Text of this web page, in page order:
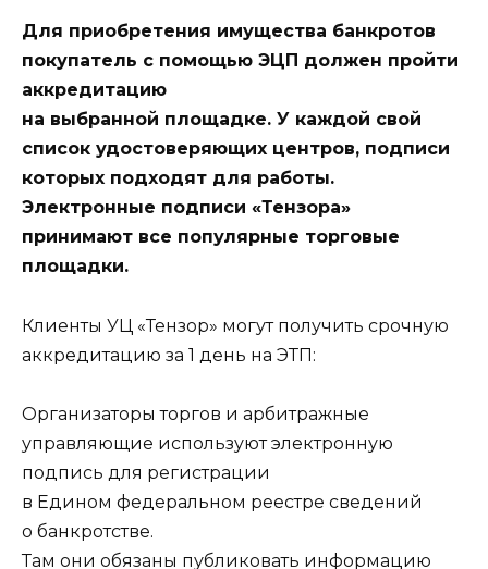
Для приобретения имущества банкротов
покупатель с помощью ЭЦП должен пройти
аккредитацию
на выбранной площадке. У каждой свой
список удостоверяющих центров, подписи
которых подходят для работы.
Электронные подписи «Тензора»
принимают все популярные торговые
площадки.
Клиенты УЦ «Тензор» могут получить срочную
аккредитацию за 1 день на ЭТП:
Организаторы торгов и арбитражные
управляющие используют электронную
подпись для регистрации
в Едином федеральном реестре сведений
о банкротстве.
Там они обязаны публиковать информацию